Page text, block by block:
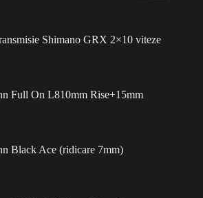
Shimano GRX 2×10 viteze
Full On L810mm Rise+15mm
Black Ace (ridicare 7mm)